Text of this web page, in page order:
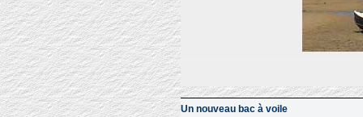
Un nouveau bac à voile